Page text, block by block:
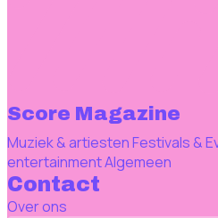
Score Magazine
Muziek & artiestenFestivals &
entertainmentAlgemeen
Contact
Over ons